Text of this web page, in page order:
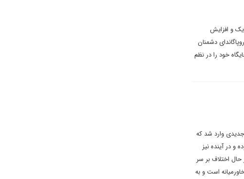
و افزایش
دشمنان
خود را در نظم
جدیدی وارد شد که
و در آینده نیز
حال اختلاف بر سر
است و به